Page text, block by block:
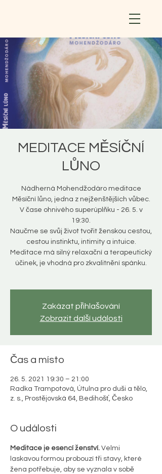
MEDITACE MĚSÍČNÍ
LŮNO
Nádherná Mohendžodáro meditace
Měsíční lůno, jedna z nejženštějších vůbec.
V čase ohnivého superúplňku - 26. 5. v
19:30.
Naučme se svůj život tvořit ženskou cestou,
cestou instinktu, intimity a intuice.
Meditace má silný relaxační a terapeutický
účinek, je vhodná pro zkvalitnění spánku.
Zakázat přihlašování
Zobrazit další události
Čas a místo
26. 5. 2021 19:30 – 21:00
Radka Trampotová, Útulna pro duši a tělo,
z. s., Prostějovská 64, Bedihošť, Česko
O události
Meditace je esencí ženství. Velmi
laskavou formou probouzí tři stavy, které
žena potřebuje, aby se vyznala v sobě